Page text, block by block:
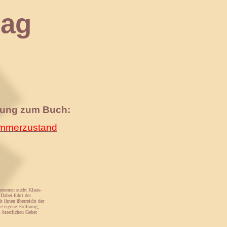
zum Buch:
sucht Klaus-
führt der
ihnen überreicht der
eigene Hoffnung,
Gebet